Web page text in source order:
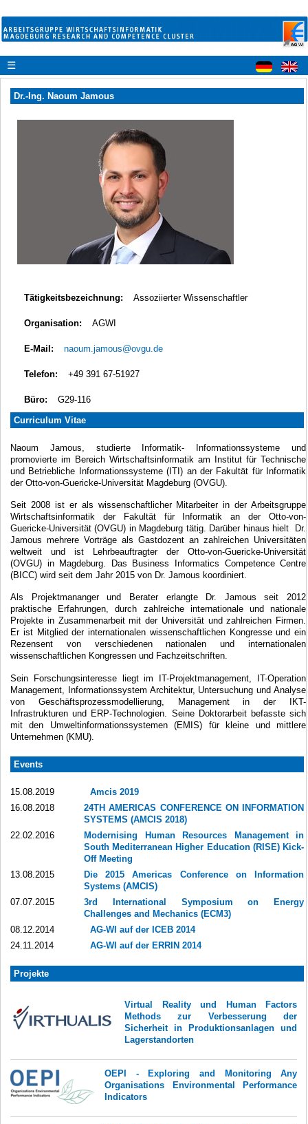
☰
Dr.-Ing. Naoum Jamous
Tätigkeitsbezeichnung: Assoziierter Wissenschaftler
Organisation: AGWI
E-Mail: naoum.jamous@ovgu.de
Telefon: +49 391 67-51927
Büro:
G29-116
Curriculum Vitae
Naoum Jamous studierte Informatik- Informationssysteme
und
promovierte im Bereich Wirtschaftsinformatik am Institut für Technische
und Betriebliche Informationssysteme (ITI) an der Fakultät für Informatik
der Otto-von-Guericke-Universität Magdeburg (OVGU).
Seit 2008 ist er als wissenschaftlicher Mitarbeiter in der Arbeitsgruppe
Wirtschaftsinformatik der Fakultät für Informatik an der
Otto-von-
Guericke-Universität(OVGU) in Magdeburg tätig. Darüber hinaus hielt Dr.
Jamous mehrere Vorträge als Gastdozent an zahlreichen Universitäten
weltweit
und ist Lehrbeauftragter der Otto-von-Guericke-Universität
(OVGU) in Magdeburg.
Das Business Informatics Competence Centre
(BICC) wird seit dem Jahr 2015 von Dr. Jamous koordiniert.
Als Projektmananger und Berater erlangte Dr. Jamous seit 2012
praktische Erfahrungen, durch zahlreiche internationale und nationale
Projekte in Zusammenarbeit mit der Universität und zahlreichen Firmen.
Er ist Mitglied der internationalen wissenschaftlichen Kongresse und ein
Rezensent
von
verschiedenen nationalen und internationalen
wissenschaftlichen Kongressen und Fachzeitschriften.
Sein Forschungsinteresse liegt im IT-Projektmanagement
IT-Operation
Management,
Informationssystem Architektur, Untersuchung und Analyse
von
Geschäftsprozessmodellierung, Managementin der IKT-
Infrastrukturen und ERP-Technologien. Seine Doktorarbeit befasste sich
mit den
Umweltinformationssystemen (EMIS) für kleine und
mittlere
Unternehmen (KMU).
Events
15.08.2019
Amcis 2019
16.08.2018
24TH AMERICAS CONFERENCE ON INFORMATION
SYSTEMS (AMCIS 2018)
22.02.2016
Modernising Human Resources Management in
South Mediterranean Higher Education (RISE) Kick-
Off Meeting
13.08.2015
Die 2015 Americas Conference on Information
Systems (AMCIS)
07.07.2015
3rd International Symposium on Energy
Challenges and Mechanics (ECM3)
08.12.2014
AG-WI auf der ICEB 2014
24.11.2014
AG-WI auf der ERRIN 2014
Projekte
Virtual Reality und Human Factors
Methods zur Verbesserung der
Sicherheit in Produktionsanlagen und
Lagerstandorten
OEPI - Exploring and Monitoring Any
Organisations Environmental Performance
Indicators